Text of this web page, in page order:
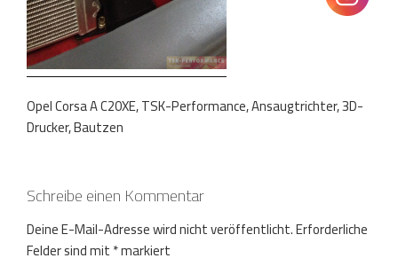
Opel Corsa A C20XE, TSK-Performance, Ansaugtrichter, 3D-
Drucker, Bautzen
Schreibe einen Kommentar
Deine E-Mail-Adresse wird nicht veröffentlicht.Erforderliche
Felder sind mit*markiert